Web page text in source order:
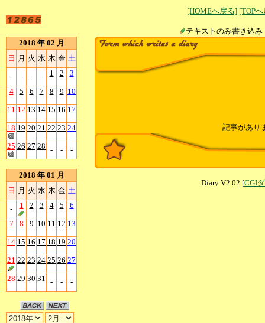
[HOMEへ戻る] [TOP
テキストのみ書
2018 年 02 月
日 月 火 水 木 金 土
- - - - 1 2 3
4 5 6 7 8 9 10
11 12 13 14 15 16 17
18 19 20 21 22 23 24
25 26 27 28 - - -
2018 年 01 月
日 月 火 水 木 金 土
- 1 2 3 4 5 6
7 8 9 10 11 12 13
14 15 16 17 18 19 20
21 22 23 24 25 26 27
28 29 30 31 - - -
記事があり
Diary V2.02 [CGI